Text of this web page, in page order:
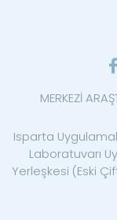
MERKEZİ
Isparta
Laboratuvarı
Yerleşkesi (Eski